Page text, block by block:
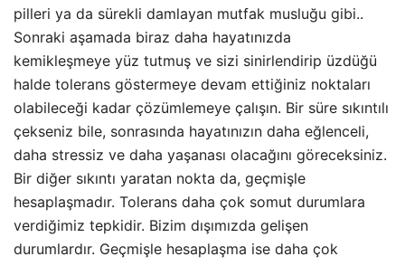
pilleri ya da sürekli damlayan mutfak musluğu gibi..
Sonraki aşamada biraz daha hayatınızda
kemikleşmeye yüz tutmuş ve sizi sinirlendirip üzdüğü
halde tolerans göstermeye devam ettiğiniz noktaları
olabileceği kadar çözümlemeye çalışın. Bir süre sıkıntılı
çekseniz bile, sonrasında hayatınızın daha eğlenceli,
daha stressiz ve daha yaşanası olacağını göreceksiniz.
Bir diğer sıkıntı yaratan nokta da, geçmişle
hesaplaşmadır. Tolerans daha çok somut durumlara
verdiğimiz tepkidir. Bizim dışımızda gelişen
durumlardır. Geçmişle hesaplaşma ise daha çok